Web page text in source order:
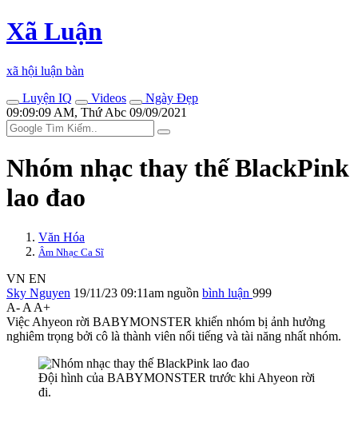
Xã Luận
xã hội luận bàn
Luyện IQ
Videos
Ngày Đẹp
09:09:09 AM, Thứ Abc 09/09/2021
Nhóm nhạc thay thế BlackPink
lao đao
Văn Hóa
Âm Nhạc Ca Sĩ
VN EN
Sky Nguyen 19/11/23 09:11am nguồn bình luận 999
A- A A+
Việc Ahyeon rời BABYMONSTER khiến nhóm bị ảnh hưởng
nghiêm trọng bởi cô là thành viên nổi tiếng và tài năng nhất nhóm.
Đội hình của BABYMONSTER trước khi Ahyeon rời
đi.